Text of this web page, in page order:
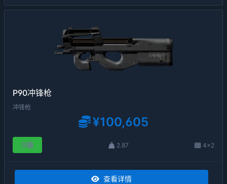
P90冲锋枪
冲锋枪
¥100,605
0级 2.87 4×2
查看详情